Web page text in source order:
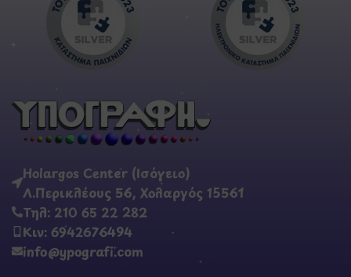
Holargos Center (Ισόγειο)
Λ.Περικλέους 56, Χολαργός 15561
Τηλ: 210 65 22 282
Κιν: 6942676494
info@ypografi.com